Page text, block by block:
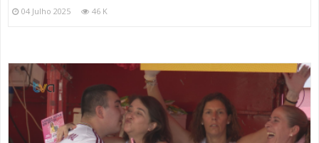
04 Julho 2025 46 K